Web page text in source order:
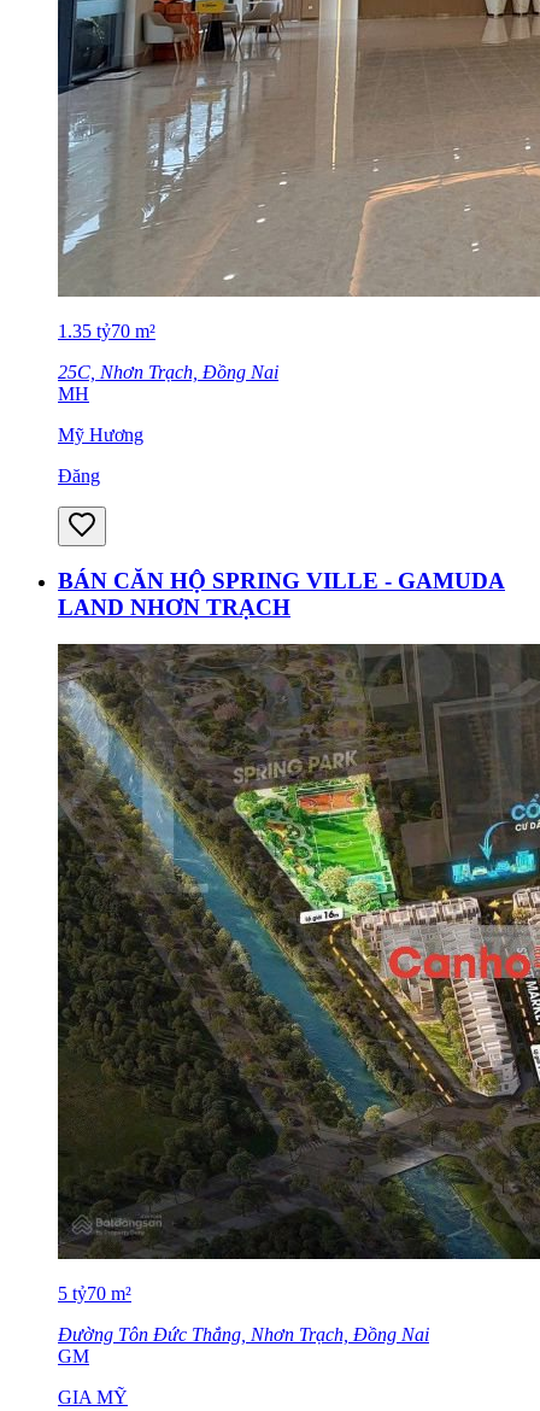
1.35 tỷ70 m²
25C, Nhơn Trạch, Đồng Nai
MH
Mỹ Hương
Đăng
BÁN CĂN HỘ SPRING VILLE - GAMUDA
LAND NHƠN TRẠCH
5 tỷ70 m²
Đường Tôn Đức Thắng, Nhơn Trạch, Đồng Nai
GM
GIA MỸ